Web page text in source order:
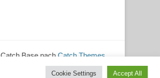
Catch Base nach Catch Themes
Cookie Settings Accept All